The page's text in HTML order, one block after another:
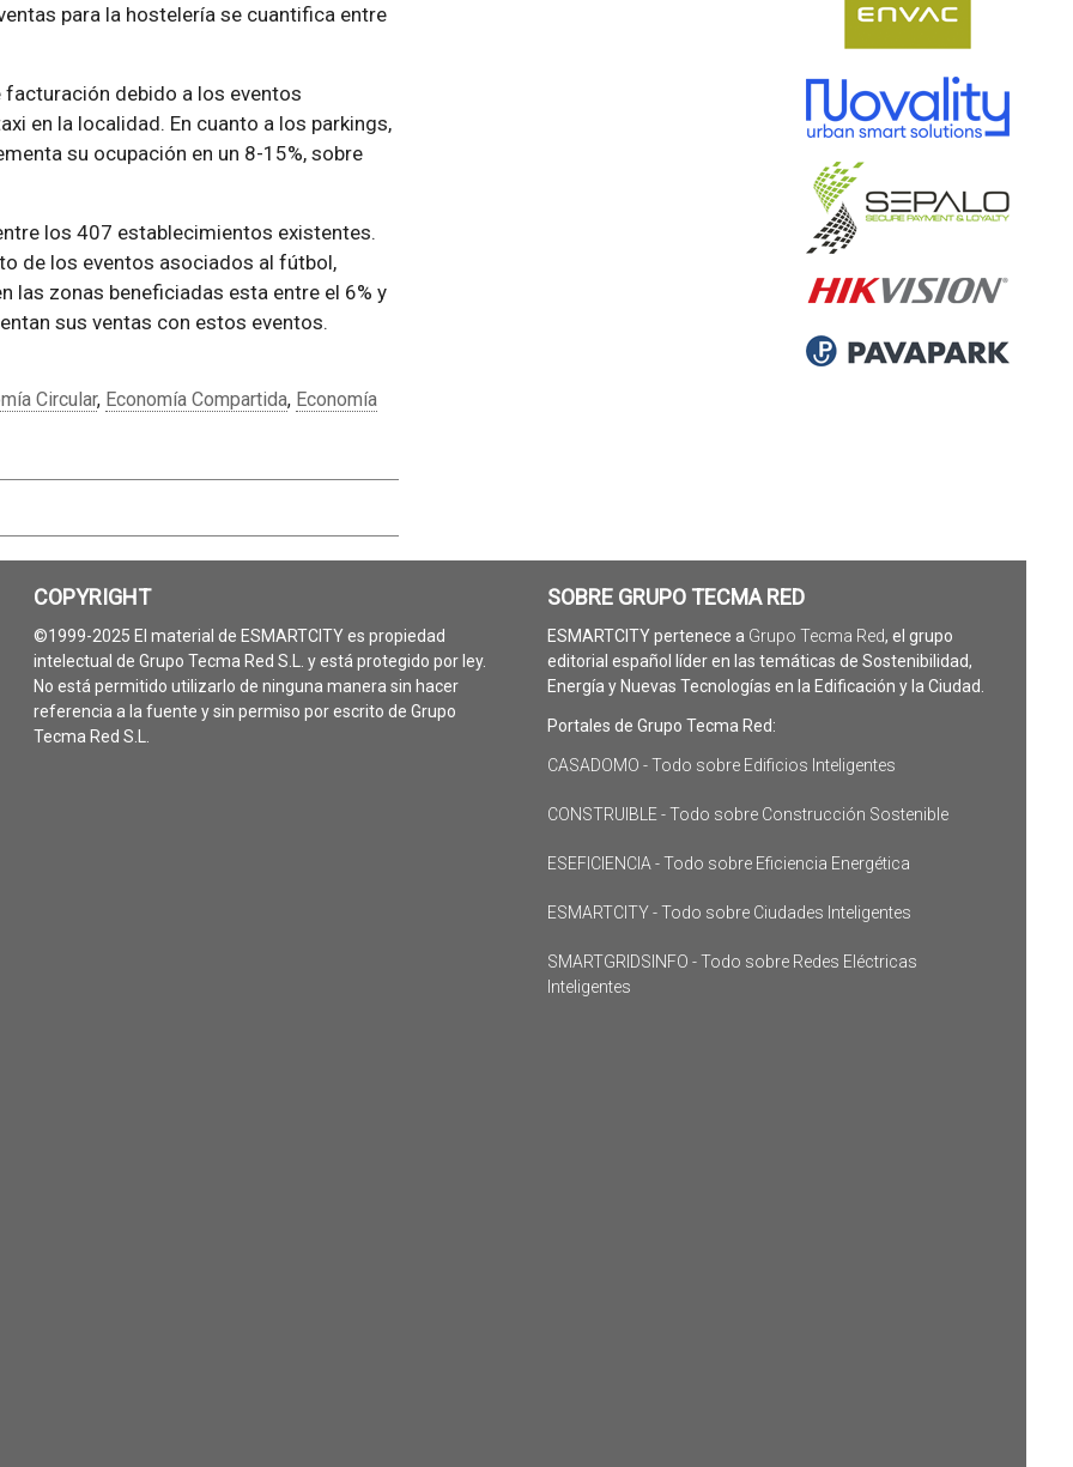
para la hostelería se cuantifica entre
facturación debido a los eventos
en la localidad. En cuanto a los parkings,
su ocupación en un 8-15%, sobre
los 407 establecimientos existentes.
de los eventos asociados al fútbol,
las zonas beneficiadas esta entre el 6% y
sus ventas con estos eventos.
Circular, Economía Compartida, Economía
COPYRIGHT
©1999-2025 El material de ESMARTCITY es propiedad
intelectual de Grupo Tecma Red S.L. y está protegido por ley.
No está permitido utilizarlo de ninguna manera sin hacer
referencia a la fuente y sin permiso por escrito de Grupo
Tecma Red S.L.
SOBRE GRUPO TECMA RED
ESMARTCITY pertenece a Grupo Tecma Red, el grupo
editorial español líder en las temáticas de Sostenibilidad,
Energía y Nuevas Tecnologías en la Edificación y la Ciudad.
Portales de Grupo Tecma Red:
CASADOMO - Todo sobre Edificios Inteligentes
CONSTRUIBLE - Todo sobre Construcción Sostenible
ESEFICIENCIA - Todo sobre Eficiencia Energética
ESMARTCITY - Todo sobre Ciudades Inteligentes
SMARTGRIDSINFO - Todo sobre Redes Eléctricas
Inteligentes